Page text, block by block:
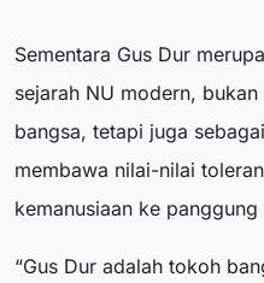
Sementara Gus Dur
sejarah NU modern,
bangsa, tetapi juga
membawa nilai-nilai
kemanusiaan ke panggung
“Gus Dur adalah tokoh